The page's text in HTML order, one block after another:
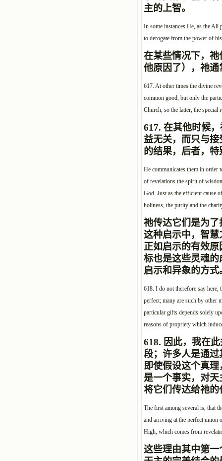
主的上智。
In some instances He, as the
to derogate from the power of
在某些情况下，
他原因了），祂
617. At other times the divine
common good, but only the
Church, so the latter, the special
617. 在其他时候
益无关，而只与
的结果，后者，
He communicates them in order
of revelations the spirit of
God. Just as the efficient cause
holiness, the purity and the
祂传达它们是为
这种启示中，智
正如启示的有效原
标也是这些灵魂
启示和异象的方式
618. I do not therefore say here,
perfect; many are such by other
particular gifts depends solely
reasons of propriety which
618. 因此，我在
段；许多人是通
即使假设这个真
是一个事实，对
将它们传达给祂的
The first among several is, that
and arriving at the perfect union
High, which comes from
这些理由其中第